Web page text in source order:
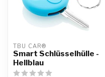
TBU CAR®
Smart Schlüsselhülle -
Hellblau